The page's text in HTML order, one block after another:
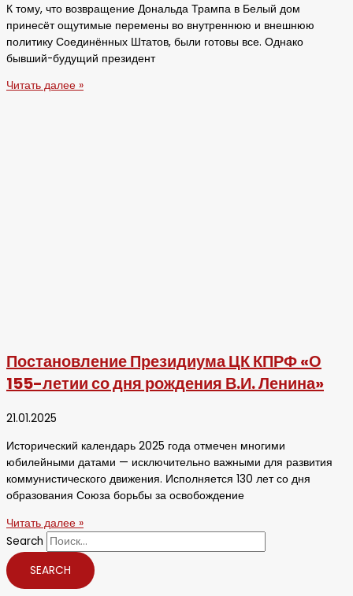
К тому, что возвращение Дональда Трампа в Белый дом
принесёт ощутимые перемены во внутреннюю и внешнюю
политику Соединённых Штатов, были готовы все. Однако
бывший-будущий президент
Читать далее »
Постановление Президиума ЦК КПРФ «О
155-летии со дня рождения В.И. Ленина»
21.01.2025
Исторический календарь 2025 года отмечен многими
юбилейными датами — исключительно важными для развития
коммунистического движения. Исполняется 130 лет со дня
образования Союза борьбы за освобождение
Читать далее »
Search
SEARCH